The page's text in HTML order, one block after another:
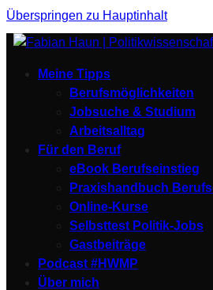
Überspringen zu Hauptinhalt
Meine Tipps
Berufsmöglichkeiten
Jobsuche & Studium
Arbeitsalltag
Für den Beruf
eBook Berufseinstieg
Praxishandbuch
Online-Kurse
Selbsttest Politik-Jobs
Gastbeiträge
Podcast #HWMP
Über mich